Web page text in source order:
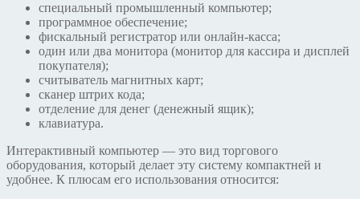
специальный промышленный компьютер;
программное обеспечение;
фискальный регистратор или онлайн-касса;
один или два монитора (монитор для кассира и дисплей
покупателя);
считыватель магнитных карт;
сканер штрих кода;
отделение для денег (денежный ящик);
клавиатура.
Интерактивный компьютер — это вид торгового
оборудования, который делает эту систему компактней и
удобнее. К плюсам его использования относится: